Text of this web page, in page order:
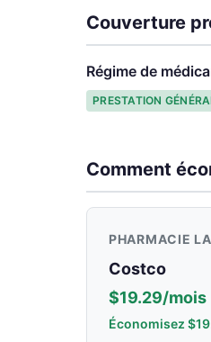
Couverture
Régime de
PRESTATION
Comment
PHARMACIE
Costco
$19.29/mois
Économisez